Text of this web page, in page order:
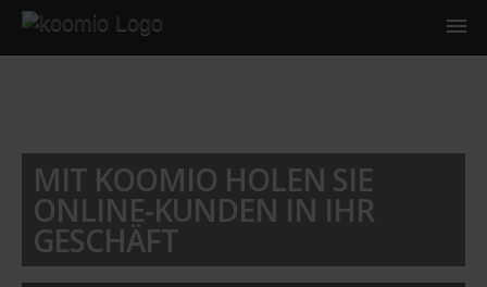
MIT KOOMIO HOLEN SIE
ONLINE-KUNDEN IN IHR
GESCHÄFT